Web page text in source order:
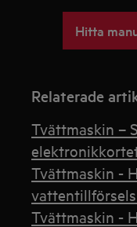
Hitta
Relaterade
Tvättmaskin –
Tvättmaskin -
Tvättmaskin -